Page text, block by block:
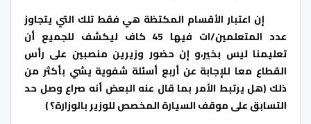
إن اعتبار الأقسام المكتظة هي فقط تلك التي يتجاوز
عدد المتعلمين/ات فيها 45 كاف ليكشف للجميع أن
تعليمنا ليس بخير،و إن حضور وزيرين منصبين على رأس
القطاع معا للإجابة عن أربع أسئلة شفوية يشي بأكثر من
ذلك (هل يرتبط الأمر بما قال عنه البعض أنه صراع وصل حد
التسابق على موقف السيارة المخصص للوزير بالوزارة؟ )